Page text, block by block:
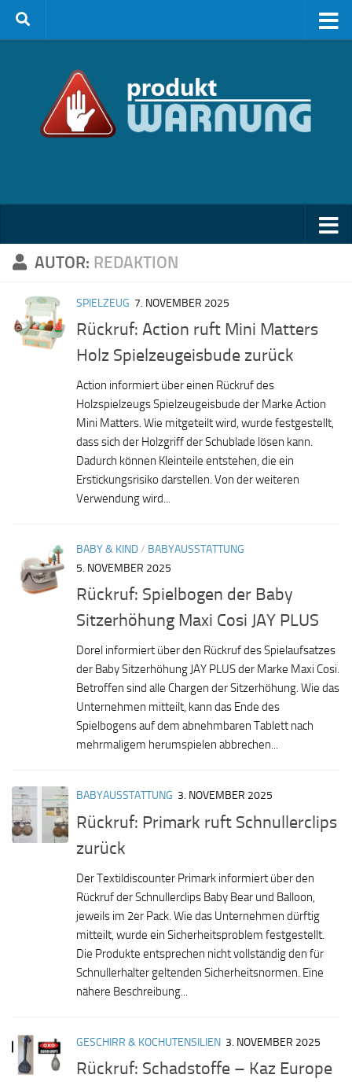
Zum Inhalt springen
AUTOR: REDAKTION
SPIELZEUG 7. NOVEMBER 2025
Rückruf: Action ruft Mini Matters
Holz Spielzeugeisbude zurück
Action informiert über einen Rückruf des
Holzspielzeugs Spielzeugeisbude der Marke Action
Mini Matters. Wie mitgeteilt wird, wurde festgestellt,
dass sich der Holzgriff der Schublade lösen kann.
Dadurch können Kleinteile entstehen, die ein
Erstickungsrisiko darstellen. Von der weiteren
Verwendung wird...
BABY & KIND/ BABYAUSSTATTUNG
5. NOVEMBER 2025
Rückruf: Spielbogen der Baby
Sitzerhöhung Maxi Cosi JAY PLUS
Dorel informiert über den Rückruf des Spielaufsatzes
der Baby Sitzerhöhung JAY PLUS der Marke Maxi Cosi.
Betroffen sind alle Chargen der Sitzerhöhung. Wie das
Unternehmen mitteilt, kann das Ende des
Spielbogens auf dem abnehmbaren Tablett nach
mehrmaligem herumspielen abbrechen...
BABYAUSSTATTUNG 3. NOVEMBER 2025
Rückruf: Primark ruft Schnullerclips
zurück
Der Textildiscounter Primark informiert über den
Rückruf der Schnullerclips Baby Bear und Balloon,
jeweils im 2er Pack. Wie das Unternehmen dürftig
mitteilt, wurde ein Sicherheitsproblem festgestellt.
Die Produkte entsprechen nicht vollständig den für
Schnullerhalter geltenden Sicherheitsnormen. Eine
nähere Beschreibung...
GESCHIRR & KOCHUTENSILIEN 3. NOVEMBER 2025
Rückruf: Schadstoffe – Kaz Europe